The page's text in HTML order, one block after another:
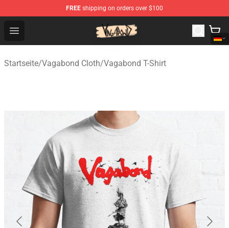
FREE shipping on orders over $100
Open menu
Vagabond Shop - Official Vagabond Merchandise Store
Startseite/Vagabond Cloth/Vagabond T-Shirt